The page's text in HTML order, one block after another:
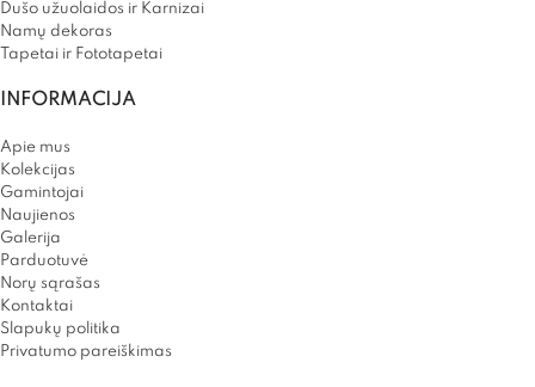
Dušo užuolaidos ir Karnizai
Namų dekoras
Tapetai ir Fototapetai
INFORMACIJA
Apie mus
Kolekcijas
Gamintojai
Naujienos
Galerija
Parduotuvė
Norų sąrašas
Kontaktai
Slapukų politika
Privatumo pareiškimas